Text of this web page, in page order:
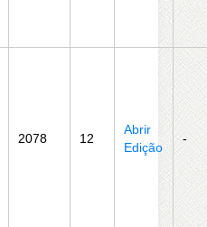
2078 12
Abrir
Edição
-